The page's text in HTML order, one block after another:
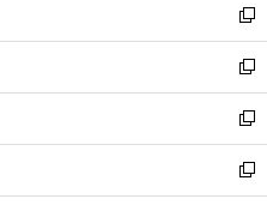
く
で
開
く
ド
ウ
で
開
く
ィ
ン
ド
ウ
で
開
く
い
ウ
ィ
ン
ド
ウ
で
開
新
し
い
ウ
ィ
ン
ド
ウ
新
し
い
ウ
ィ
ン
新
し
い
ウ
新
し